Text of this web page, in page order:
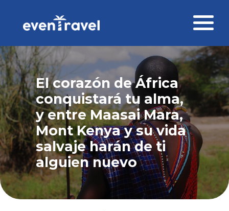
Destinos
Perfil del viajero
Viajes corporativos
Ofertas
Blog
Contacto
El corazón de África
conquistará tu alma,
y entre Maasai Mara,
Mont Kenya y su vida
salvaje harán de ti
alguien nuevo